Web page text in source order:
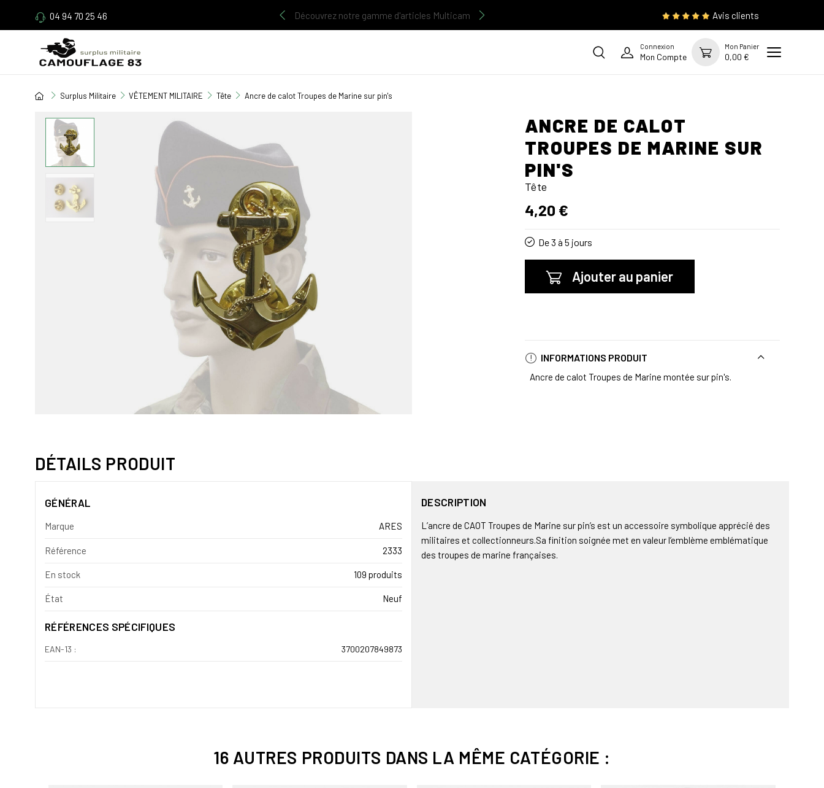
04 94 70 25 46 Découvrez notre gamme d'articles Multicam Avis clients
Connexion
Mon Compte
Mon Panier
0,00 €
Surplus Militaire VÊTEMENT MILITAIRE Tête Ancre de calot Troupes de Marine sur pin's
ANCRE DE CALOT
TROUPES DE MARINE SUR
PIN'S
Tête
4,20 €
De 3 à 5 jours
Ajouter au panier
INFORMATIONS PRODUIT
Ancre de calot Troupes de Marine montée sur pin's.
DÉTAILS PRODUIT
GÉNÉRAL
Marque ARES
Référence 2333
En stock 109 produits
État Neuf
RÉFÉRENCES SPÉCIFIQUES
EAN-13 : 3700207849873
DESCRIPTION
L’ancre de CAOT Troupes de Marine sur pin’s est un accessoire symbolique apprécié des
militaires et collectionneurs.Sa finition soignée met en valeur l’emblème emblématique
des troupes de marine françaises.
16 AUTRES PRODUITS DANS LA MÊME CATÉGORIE :